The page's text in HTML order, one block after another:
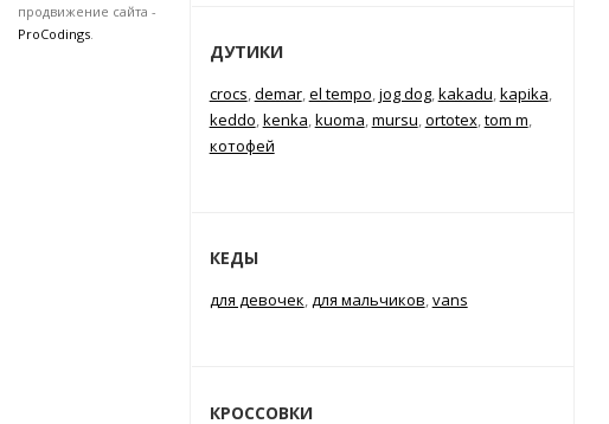
продвижение сайта -
ProCodings.
ДУТИКИ
crocs,demar,el tempo,jog dog,kakadu,kapika,
keddo,kenka,kuoma,mursu,ortotex,tom m,
котофей
КЕДЫ
для девочек,для мальчиков,vans
КРОССОВКИ